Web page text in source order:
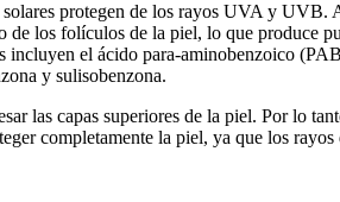
protegen de los rayos UVA y UVB.
de los folículos de la piel, lo que produce
el ácido para-aminobenzoico
y sulisobenzona.
las capas superiores de la piel. Por lo
completamente la piel, ya que los rayos